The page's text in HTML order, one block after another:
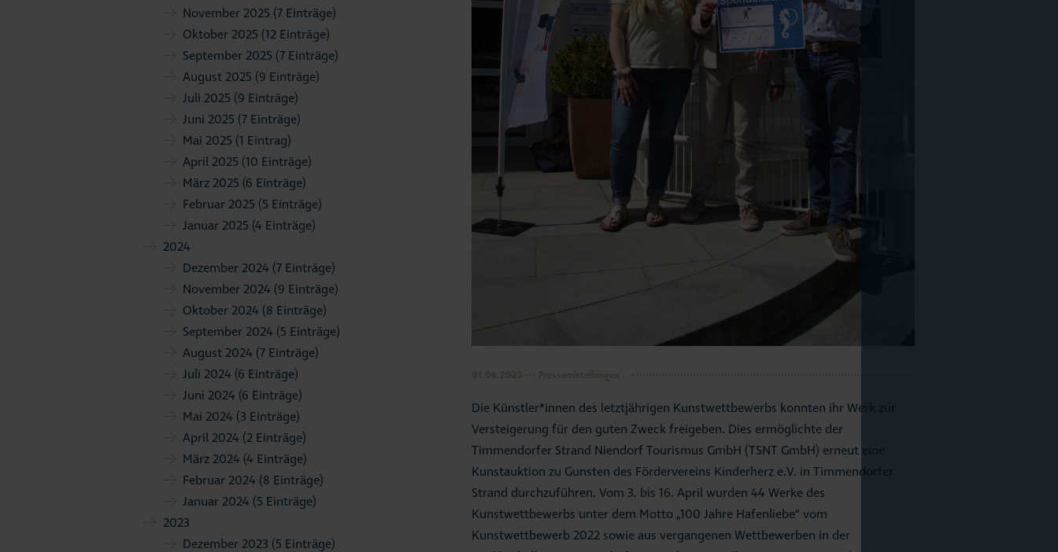
November 2025 (7 Einträge)
Oktober 2025 (12 Einträge)
September 2025 (7 Einträge)
August 2025 (9 Einträge)
Juli 2025 (9 Einträge)
Juni 2025 (7 Einträge)
Mai 2025 (1 Eintrag)
April 2025 (10 Einträge)
März 2025 (6 Einträge)
Februar 2025 (5 Einträge)
Januar 2025 (4 Einträge)
2024
Dezember 2024 (7 Einträge)
November 2024 (9 Einträge)
Oktober 2024 (8 Einträge)
September 2024 (5 Einträge)
August 2024 (7 Einträge)
Juli 2024 (6 Einträge)
Juni 2024 (6 Einträge)
Mai 2024 (3 Einträge)
April 2024 (2 Einträge)
März 2024 (4 Einträge)
Februar 2024 (8 Einträge)
Januar 2024 (5 Einträge)
2023
Dezember 2023 (5 Einträge)
Die Künstler*innen des letztjährigen Kunstwettbewerbs konnten ihr Werk zur
Versteigerung für den guten Zweck freigeben. Dies ermöglichte der
Timmendorfer Strand Niendorf Tourismus GmbH (TSNT GmbH) erneut eine
Kunstauktion zu Gunsten des Fördervereins Kinderherz e.V. in Timmendorfer
Strand durchzuführen. Vom 3. bis 16. April wurden 44 Werke des
Kunstwettbewerbs unter dem Motto„100 Jahre Hafenliebe“ vom
Kunstwettbewerb 2022 sowie aus vergangenen Wettbewerben in der